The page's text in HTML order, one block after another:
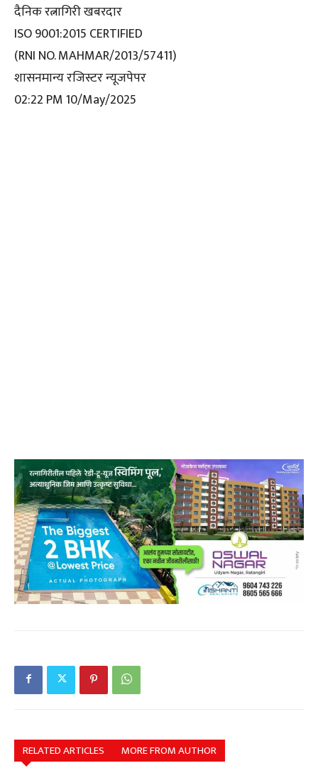
दैनिक रत्नागिरी खबरदार
ISO 9001:2015 CERTIFIED
(RNI NO. MAHMAR/2013/57411)
शासनमान्य रजिस्टर न्यूजपेपर
02:22 PM 10/May/2025
RELATED ARTICLES MORE FROM AUTHOR